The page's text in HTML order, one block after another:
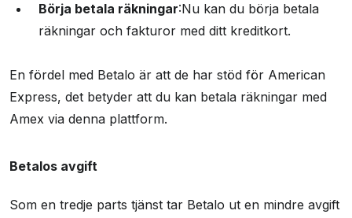
Börja betala räkningar:Nu kan du börja betala
räkningar och fakturor med ditt kreditkort.
En fördel med Betalo är att de har stöd för American
Express, det betyder att du kan betala räkningar med
Amex via denna plattform.
Betalos avgift
Som en tredje parts tjänst tar Betalo ut en mindre avgift